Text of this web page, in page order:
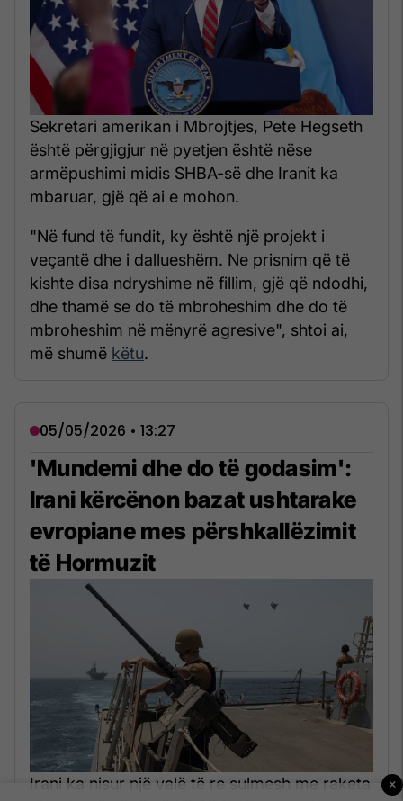
Sekretari amerikan i Mbrojtjes, Pete Hegseth
është përgjigjur në pyetjen është nëse
armëpushimi midis SHBA-së dhe Iranit ka
mbaruar, gjë që ai e mohon.
"Në fund të fundit, ky është një projekt i
veçantë dhe i dallueshëm. Ne prisnim që të
kishte disa ndryshime në fillim, gjë që ndodhi,
dhe thamë se do të mbroheshim dhe do të
mbroheshim në mënyrë agresive", shtoi ai,
më shumë këtu.
05/05/2026 • 13:27
'Mundemi dhe do të godasim':
Irani kërcënon bazat ushtarake
evropiane mes përshkallëzimit
të Hormuzit
Irani ka nisur një valë të re sulmesh me raketa
×